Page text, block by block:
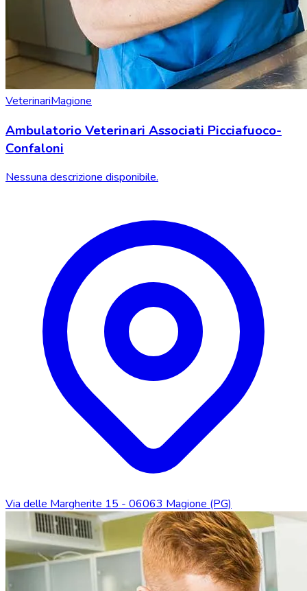
VeterinariMagione
Ambulatorio Veterinari Associati Picciafuoco-
Confaloni
Nessuna descrizione disponibile.
Via delle Margherite 15 - 06063 Magione (PG)